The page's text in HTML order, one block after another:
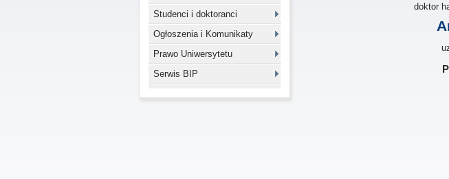
Studenci i doktoranci
Ogłoszenia i Komunikaty
Prawo Uniwersytetu
Serwis BIP
doktor